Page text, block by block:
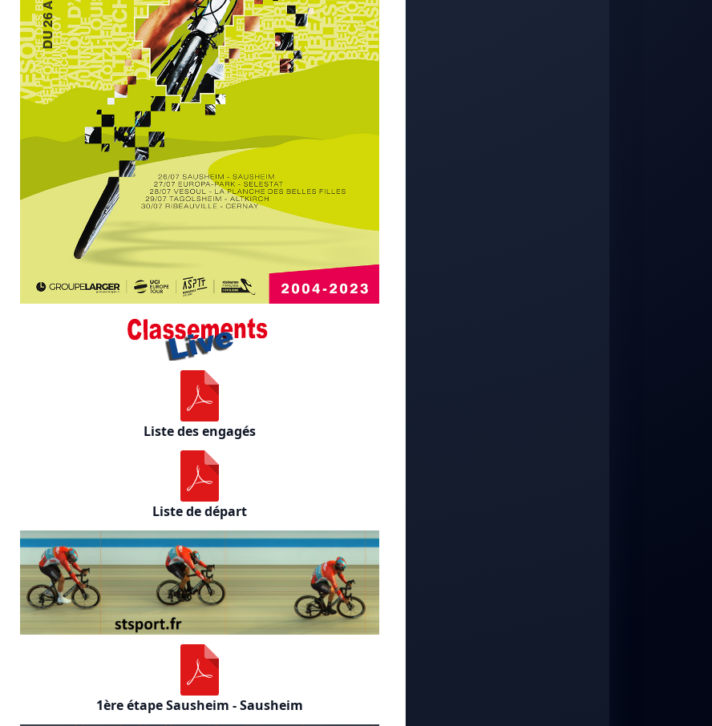
Liste des engagés
Liste de départ
1ère étape Sausheim - Sausheim